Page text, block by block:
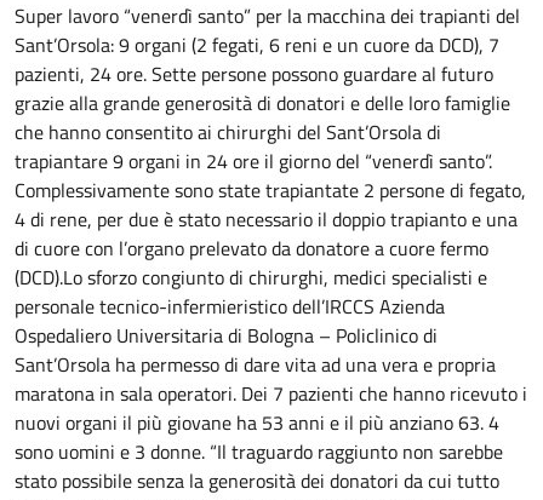
Super lavoro “venerdì santo” per la macchina dei trapianti del
Sant’Orsola: 9 organi (2 fegati, 6 reni e un cuore da DCD), 7
pazienti, 24 ore.Sette persone possono guardare al futuro
grazie alla grande generosità di donatori e delle loro famiglie
che hanno consentito ai chirurghi del Sant’Orsola di
trapiantare 9 organi in 24 ore il giorno del “venerdì santo”.
Complessivamente sono state trapiantate 2 persone di fegato,
4 di rene, per due è stato necessario il doppio trapianto e una
di cuore con l’organo prelevato da donatore a cuore fermo
(DCD).Lo sforzo congiunto di chirurghi, medici specialisti e
personale tecnico-infermieristico dell’IRCCS Azienda
Ospedaliero Universitaria di Bologna – Policlinico di
Sant’Orsola ha permesso di dare vita ad una vera e propria
maratona in sala operatori. Dei 7 pazienti che hanno ricevuto i
nuovi organi il più giovane ha 53 anni e il più anziano 63. 4
sono uomini e 3 donne. “Il traguardo raggiunto non sarebbe
stato possibile senza la generosità dei donatori da cui tutto